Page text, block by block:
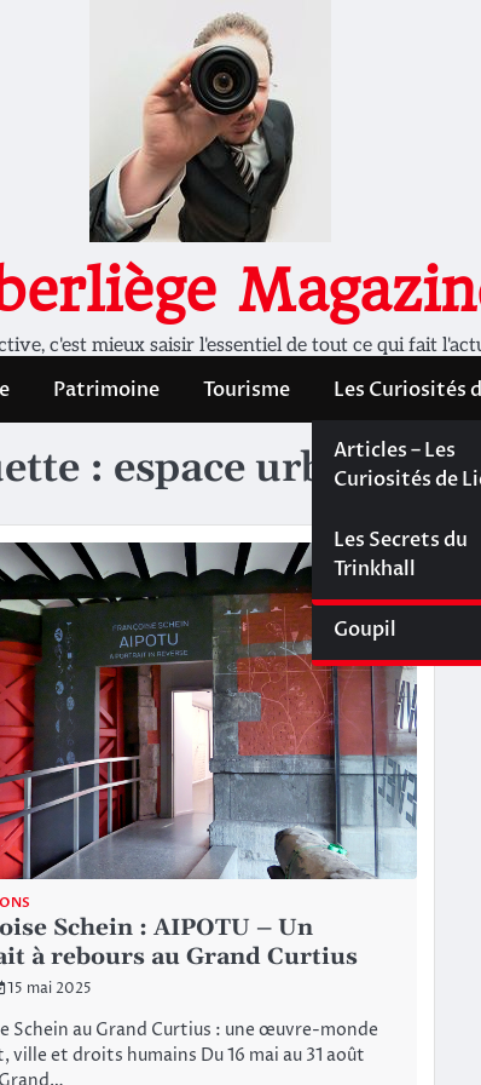
c'est mieux saisir l'essentiel de tout ce qui fait
Patrimoine Tourisme Les Curiosités
Les Curiosités de
Liège
Articles – Les
Curiosités de
Les dossiers de
Cyberliège
Les Secrets du
Trinkhall
Goupil
: espace urbain
Schein : AIPOTU – Un
à rebours au Grand Curtius
15 mai 2025
Schein au Grand Curtius : une œuvre-monde
ville et droits humains Du 16 mai au 31 août